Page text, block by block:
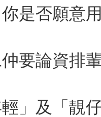
是否願意
要論資排
」及「靚